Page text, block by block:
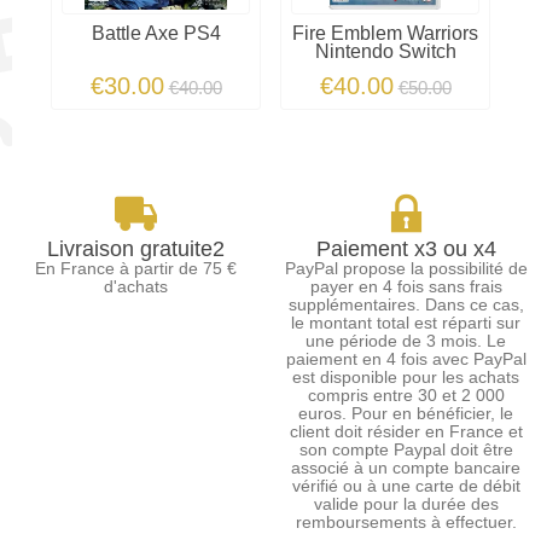
Battle Axe PS4
€30.00 €40.00
Fire Emblem Warriors
Nintendo Switch
€40.00 €50.00
Livraison gratuite2
En France à partir de 75 €
d'achats
Paiement x3 ou x4
PayPal propose la possibilité de
payer en 4 fois sans frais
supplémentaires. Dans ce cas,
le montant total est réparti sur
une période de 3 mois. Le
paiement en 4 fois avec PayPal
est disponible pour les achats
compris entre 30 et 2 000
euros. Pour en bénéficier, le
client doit résider en France et
son compte Paypal doit être
associé à un compte bancaire
vérifié ou à une carte de débit
valide pour la durée des
remboursements à effectuer.